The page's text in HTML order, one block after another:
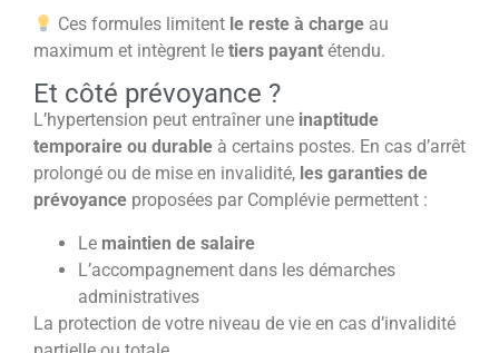
Ces formules limitent le reste à charge au
maximum et intègrent le tiers payant étendu.
Et côté prévoyance ?
L’hypertension peut entraîner une inaptitude
temporaire ou durable à certains postes. En cas d’arrêt
prolongé ou de mise en invalidité, les garanties de
prévoyance proposées par Complévie permettent :
Le maintien de salaire
L’accompagnement dans les démarches
administratives
La protection de votre niveau de vie en cas d’invalidité